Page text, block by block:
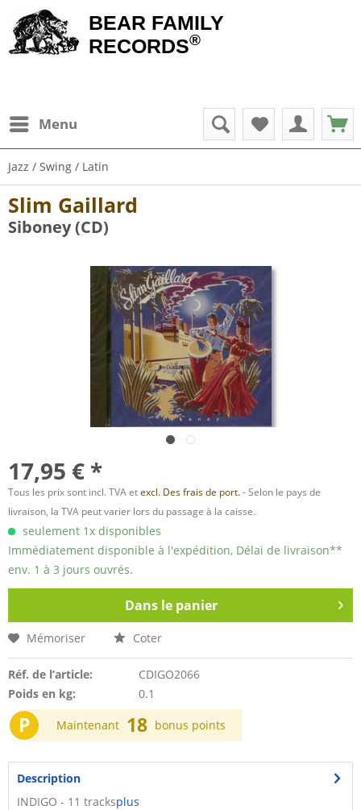
BEAR FAMILY
RECORDS®
Menu
Jazz / Swing / Latin
Slim Gaillard
Siboney (CD)
17,95 € *
Tous les prix sont incl. TVA etexcl. Des frais de port.- Selon le pays de
livraison, la TVA peut varier lors du passage à la caisse.
seulement 1x disponibles
Immédiatement disponible à l'expédition, Délai de livraison**
env. 1 à 3 jours ouvrés.
Dans le panier
Mémoriser Coter
Réf. de l’article:
CDIGO2066
Poids en kg:
0.1
P Maintenant 18 bonus points
Description
​INDIGO - 11 tracksplus